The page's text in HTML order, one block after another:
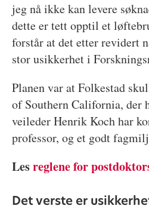
jeg nå ikke kan levere
dette er tett opptil et
forstår at det etter revidert
stor usikkerhet i
Planen var at Folkestad
of Southern California, der
veileder Henrik Koch har
professor, og et godt
Lesreglene for
Det verste er